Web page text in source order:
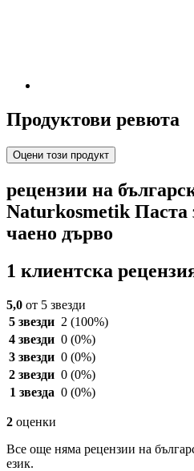
Продуктови ревюта
Оцени този продукт
рецензии на
Naturkosmetik Паста
чаено дърво
1 клиентска
5,0 от 5 звезди
5 звезди 2 (100%)
4 звезди 0 (0%)
3 звезди 0 (0%)
2 звезди 0 (0%)
1 звезда 0 (0%)
2 оценки
Все още няма рецензии на
език.